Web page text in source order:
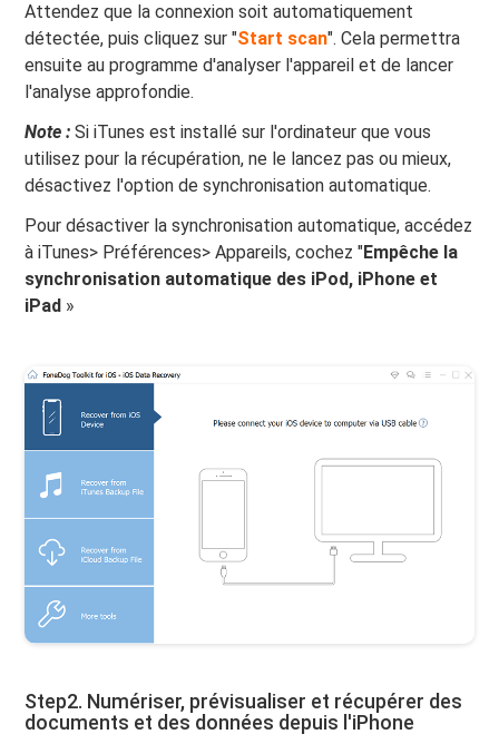
Attendez que la connexion soit automatiquement
détectée, puis cliquez sur "Start scan". Cela permettra
ensuite au programme d'analyser l'appareil et de lancer
l'analyse approfondie.
Note :Si iTunes est installé sur l'ordinateur que vous
utilisez pour la récupération, ne le lancez pas ou mieux,
désactivez l'option de synchronisation automatique.
Pour désactiver la synchronisation automatique, accédez
à iTunes> Préférences> Appareils, cochez "Empêche la
synchronisation automatique des iPod, iPhone et
iPad »
Step2. Numériser, prévisualiser et récupérer des
documents et des données depuis l'iPhone